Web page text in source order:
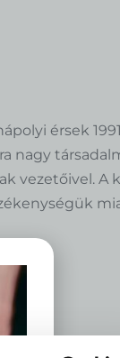
érsek
nagy
vezetőivel.